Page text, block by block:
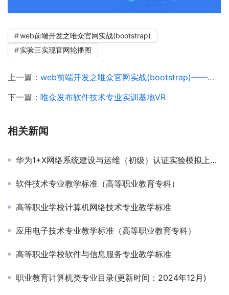
web前端开发之唯众官网实战(bootstrap)
实验三实现官网轮播图
上一篇： web前端开发之唯众官网实战(bootstrap)——实验一、准备官网实战项目
下一篇： 唯众发布软件技术专业实训基地VR
相关新闻
华为1+X网络系统建设与运维（初级）认证实验模拟上机试题——实验三、IPv4 编址及静态路由配置
软件技术专业教学标准（高等职业教育专科）
高等职业学校计算机网络技术专业教学标准
应用电子技术专业教学标准（高等职业教育专科）
高等职业学校软件与信息服务专业教学标准
职业教育计算机类专业目录(更新时间：2024年12月)